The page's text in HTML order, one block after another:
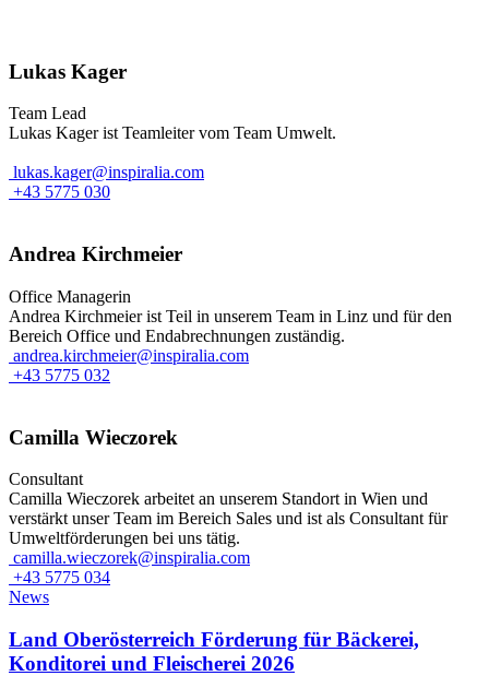
Lukas Kager
Team Lead
Lukas Kager ist Teamleiter vom Team Umwelt.
lukas.kager@inspiralia.com
+43 5775 030
Andrea Kirchmeier
Office Managerin
Andrea Kirchmeier ist Teil in unserem Team in Linz und für den
Bereich Office und Endabrechnungen zuständig.
andrea.kirchmeier@inspiralia.com
+43 5775 032
Camilla Wieczorek
Consultant
Camilla Wieczorek arbeitet an unserem Standort in Wien und
verstärkt unser Team im Bereich Sales und ist als Consultant für
Umweltförderungen bei uns tätig.
camilla.wieczorek@inspiralia.com
+43 5775 034
News
Land Oberösterreich Förderung für Bäckerei,
Konditorei und Fleischerei 2026